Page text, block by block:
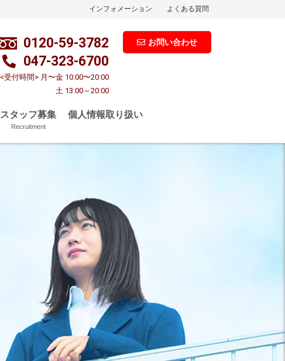
インフォメーション よくある質問
0120-59-3782
047-323-6700
<受付時間> 月〜金 10:00〜20:00
土 13:00～20:00
お問い合わせ
スタッフ募集
Recruitment
個人情報取り扱い